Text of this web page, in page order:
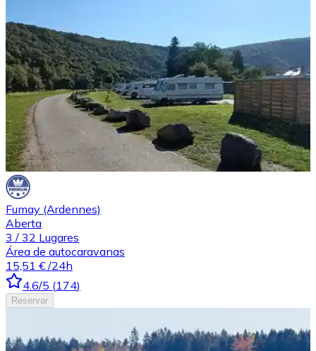
Fumay (Ardennes)
Aberta
3 / 32 Lugares
Área de autocaravanas
15,51 € /24h
4.6/5 (174)
Reservar